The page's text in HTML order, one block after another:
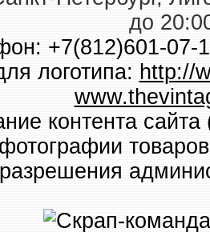
до
+7(812)601-07-
логотипа: http://
контента
разрешения